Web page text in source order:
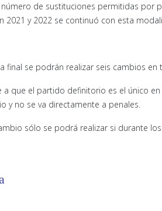
de sustituciones permitidas por
2021 y 2022 se continuó con esta
final se podrán realizar seis cambios
a que el partido definitorio es el único
y no se va directamente a penales.
sólo se podrá realizar si durante